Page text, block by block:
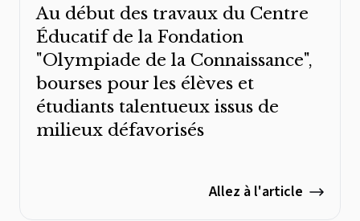
Au début des travaux du Centre
Éducatif de la Fondation
"Olympiade de la Connaissance",
bourses pour les élèves et
étudiants talentueux issus de
milieux défavorisés
Allez à l'article